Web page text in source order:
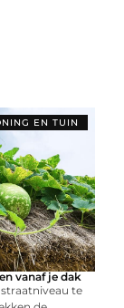
EN TUIN
vanaf je dak
te